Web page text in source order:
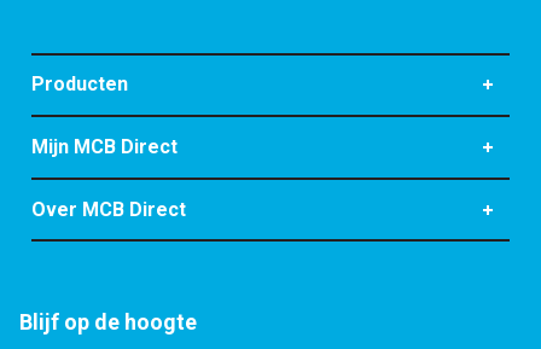
Producten
Mijn MCB Direct
Over MCB Direct
Blijf op de hoogte